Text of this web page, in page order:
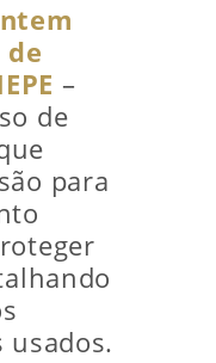
–
de
para